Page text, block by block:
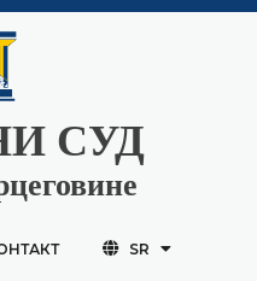
СУД
SR